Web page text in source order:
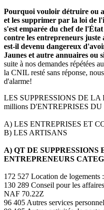
Pourquoi vouloir détruire ou
et les supprimer par la loi de
s'est emparée du chef de
contre les entrepreneurs juste
est-il devenu dangereux
Jaunes et autre annuaires ou
suite à nos demandes répétées
la CNIL resté sans réponse,
d'alarme!
LES SUPPRESSIONS DE
millions D'ENTREPRISES
A) LES ENTREPRISES ET
B) LES ARTISANS
A) QT DE
ENTREPRENEURS
172 527 Location de
130 289 Conseil pour les
NAF 70.22Z
96 405 Autres services